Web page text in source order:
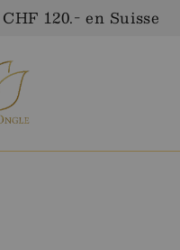
120.- en Suisse